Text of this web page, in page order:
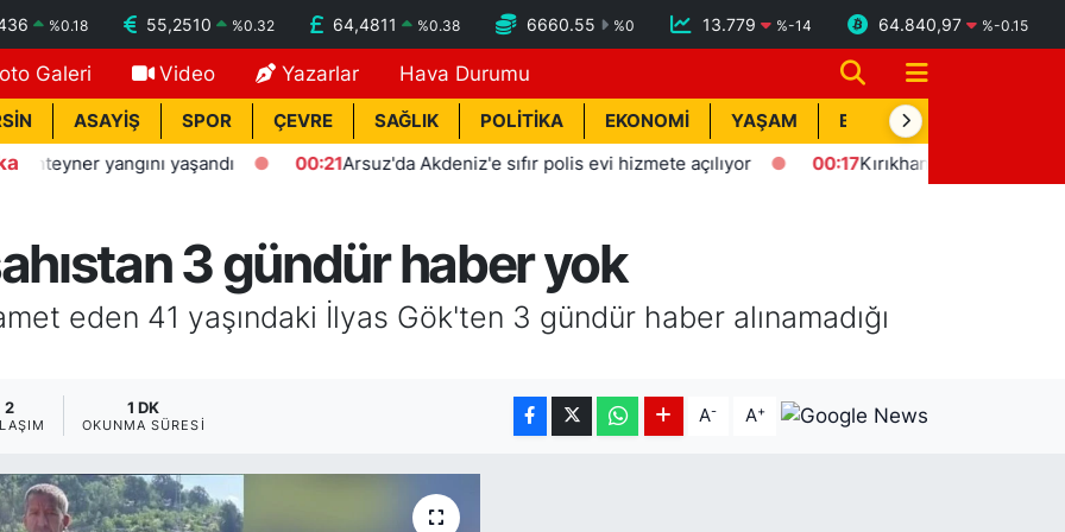
%0.18 55,2510 %0.32 64,4811 %0.38 6660.55 %0 13.779 %-14 64.840,97 %-0.15
Galeri Video Yazarlar Hava Durumu
ASAYİŞ SPOR ÇEVRE SAĞLIK POLİTİKA EKONOMİ YAŞAM BİK İLAN
yangını yaşandı 00:21 Arsuz'da Akdeniz'e sıfır polis evi hizmete açılıyor 00:17 Kırıkhan'da trafik kazası: 1
3 gündür haber yok
eden 41 yaşındaki İlyas Gök'ten 3 gündür haber alınamadığı
2 1 DK
OKUNMA SÜRESI A- A+